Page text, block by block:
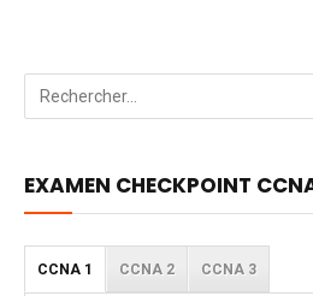
EXAMEN CHECKPOINT
CCNA 1 CCNA 2 CCNA 3